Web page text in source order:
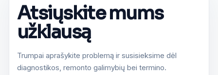
Atsiųskite mums
užklausą
Trumpai aprašykite problemą ir susisieksime dėl
diagnostikos, remonto galimybių bei termino.